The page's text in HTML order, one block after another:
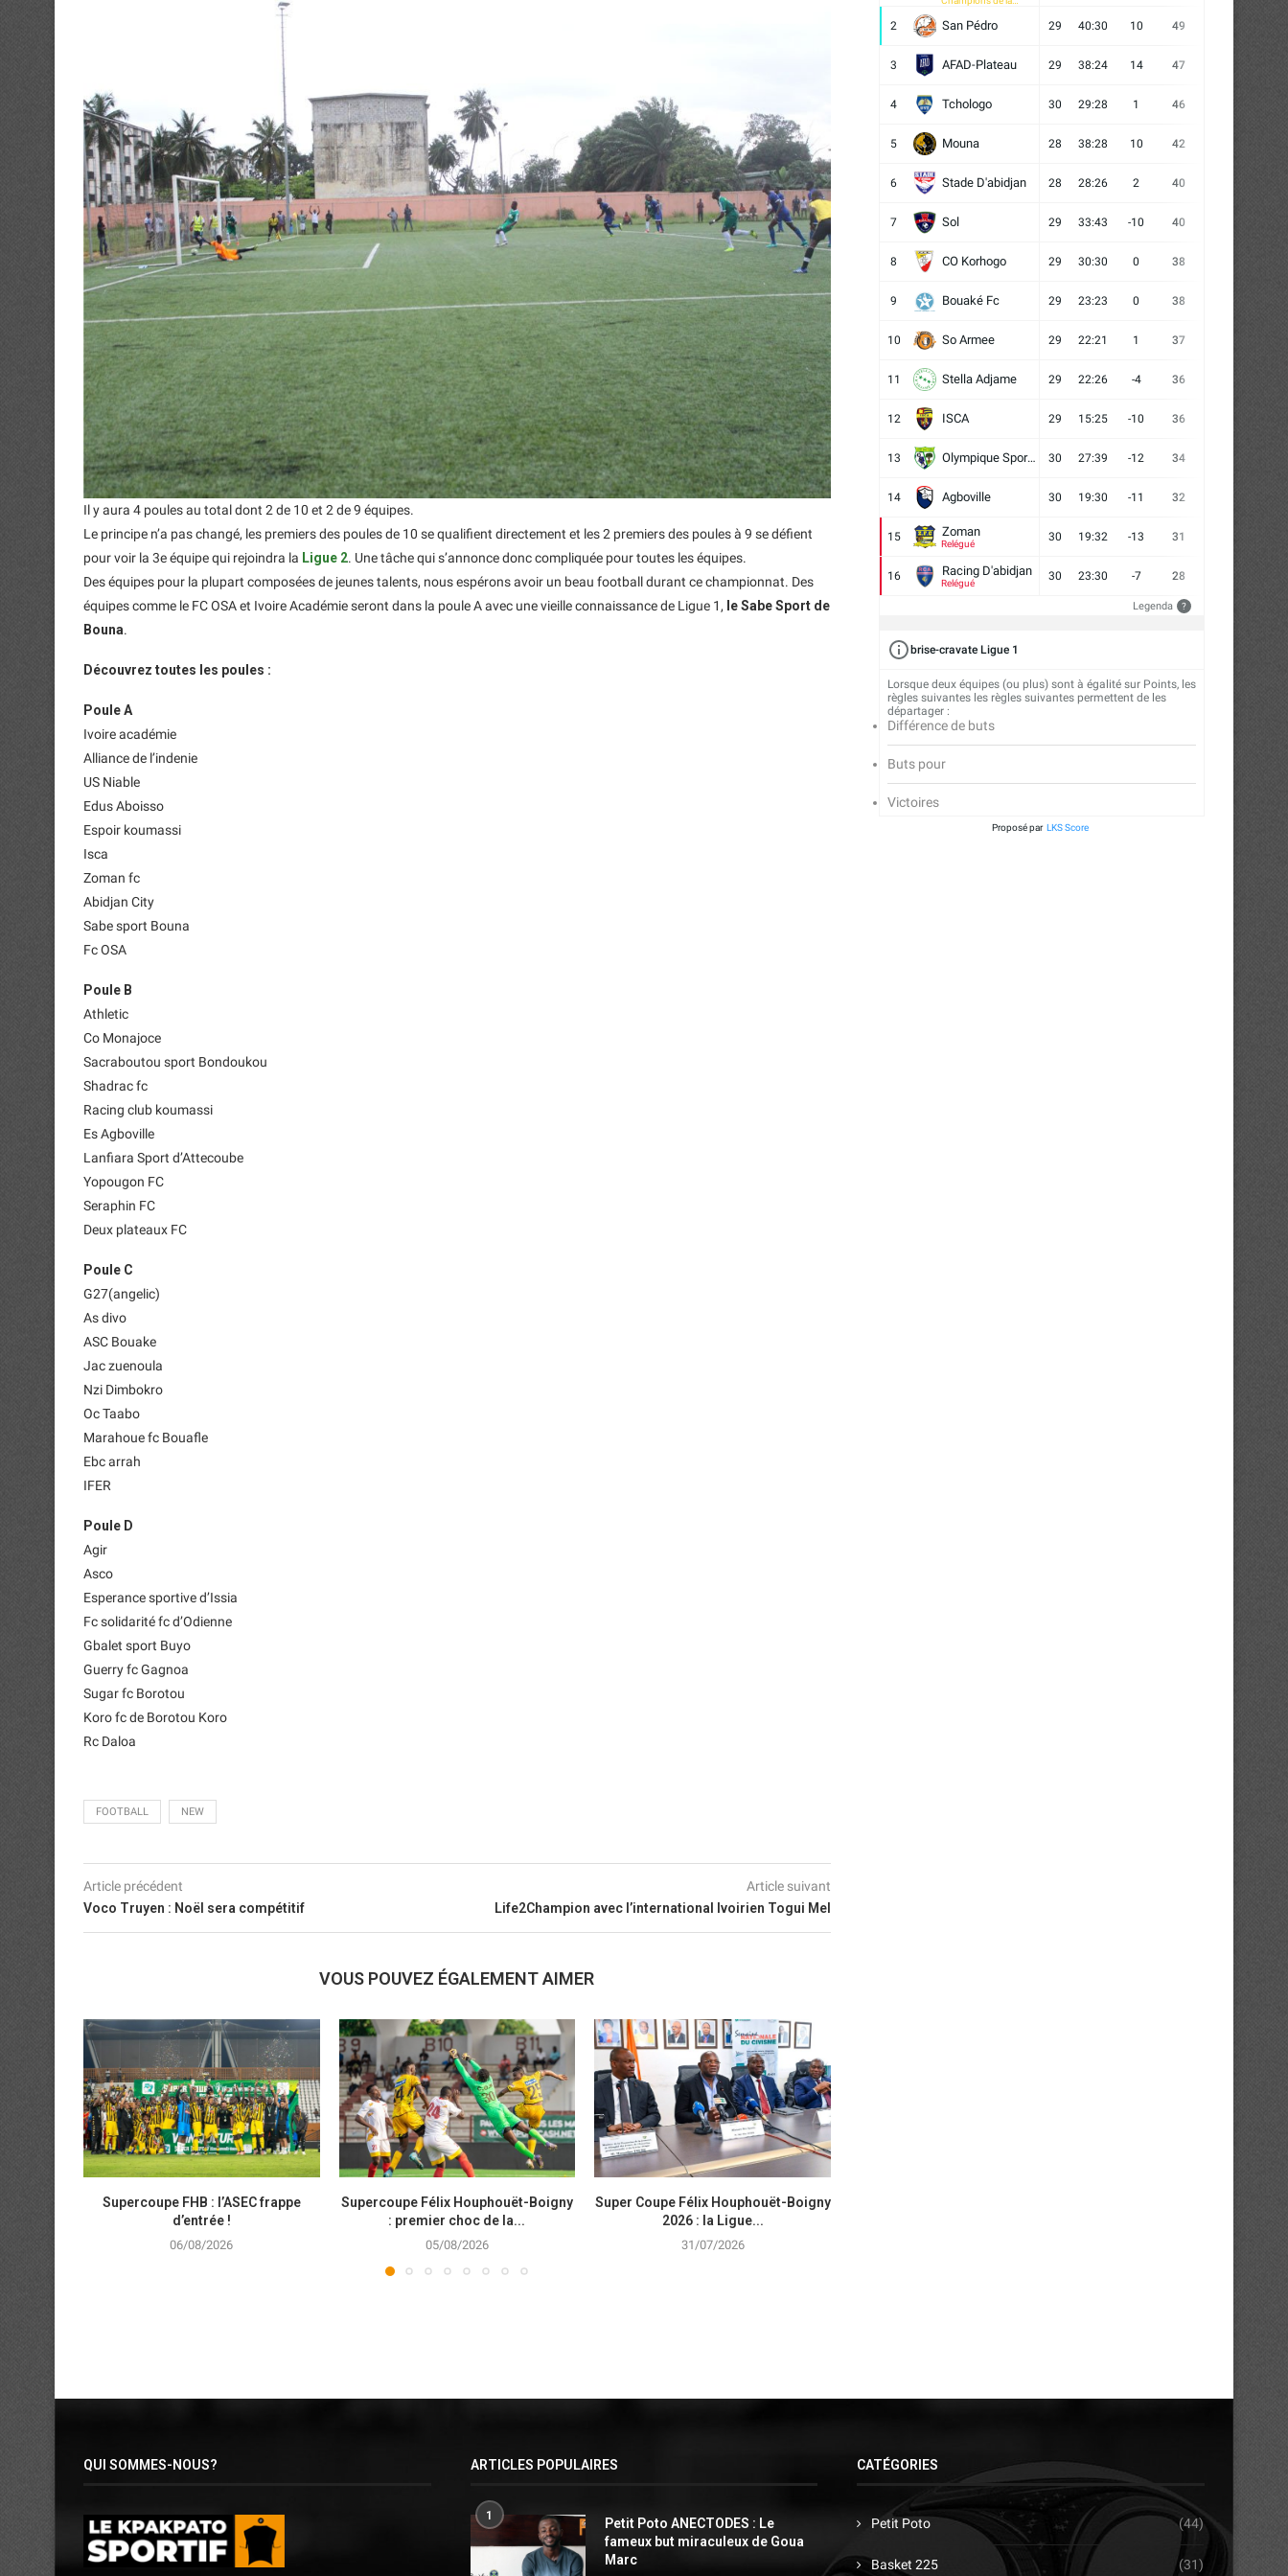
Il y aura 4 poules au total dont 2 de 10 et 2 de 9 équipes.
Le principe n’a pas changé, les premiers des poules de 10 se qualifient directement et les 2 premiers des poules à 9 se défient
pour voir la 3e équipe qui rejoindra la Ligue 2. Une tâche qui s’annonce donc compliquée pour toutes les équipes.
Des équipes pour la plupart composées de jeunes talents, nous espérons avoir un beau football durant ce championnat. Des
équipes comme le FC OSA et Ivoire Académie seront dans la poule A avec une vieille connaissance de Ligue 1, le Sabe Sport de
Bouna.
Découvrez toutes les poules :
Poule A
Ivoire académie
Alliance de l’indenie
US Niable
Edus Aboisso
Espoir koumassi
Isca
Zoman fc
Abidjan City
Sabe sport Bouna
Fc OSA
Poule B
Athletic
Co Monajoce
Sacraboutou sport Bondoukou
Shadrac fc
Racing club koumassi
Es Agboville
Lanfiara Sport d’Attecoube
Yopougon FC
Seraphin FC
Deux plateaux FC
Poule C
G27(angelic)
As divo
ASC Bouake
Jac zuenoula
Nzi Dimbokro
Oc Taabo
Marahoue fc Bouafle
Ebc arrah
IFER
Poule D
Agir
Asco
Esperance sportive d’Issia
Fc solidarité fc d’Odienne
Gbalet sport Buyo
Guerry fc Gagnoa
Sugar fc Borotou
Koro fc de Borotou Koro
Rc Daloa
FOOTBALL NEW
Article précédent
Voco Truyen : Noël sera compétitif
Article suivant
Life2Champion avec l’international Ivoirien Togui Mel
VOUS POUVEZ ÉGALEMENT AIMER
Supercoupe FHB : l’ASEC frappe
d’entrée !
06/08/2026
Supercoupe Félix Houphouët-Boigny
: premier choc de la...
05/08/2026
Super Coupe Félix Houphouët-Boigny
2026 : la Ligue...
31/07/2026
2 San Pédro 29 40:30 10 49
3 AFAD-Plateau 29 38:24 14 47
4 Tchologo 30 29:28 1 46
5 Mouna 28 38:28 10 42
6 Stade D'abidjan 28 28:26 2 40
7 Sol 29 33:43 -10 40
8 CO Korhogo 29 30:30 0 38
9 Bouaké Fc 29 23:23 0 38
10 So Armee 29 22:21 1 37
11 Stella Adjame 29 22:26 -4 36
12 ISCA 29 15:25 -10 36
13 Olympique Sport d'Abobo FC 30 27:39 -12 34
14 Agboville 30 19:30 -11 32
15 Zoman
Relégué
30 19:32 -13 31
16 Racing D'abidjan
Relégué
30 23:30 -7 28
Legenda ?
brise-cravate Ligue 1
Lorsque deux équipes (ou plus) sont à égalité sur Points, les
règles suivantes les règles suivantes permettent de les
départager :
Différence de buts
Buts pour
Victoires
Proposé par LKS Score
QUI SOMMES-NOUS? ARTICLES POPULAIRES
1
Petit Poto ANECTODES : Le
fameux but miraculeux de Goua
Marc
CATÉGORIES
Petit Poto (44)
Basket 225 (31)